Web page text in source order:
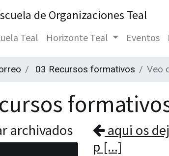
de Organizaciones Teal
Teal Horizonte Teal Eventos
03 Recursos formativos Veo
archivados
aqui os
p [...]